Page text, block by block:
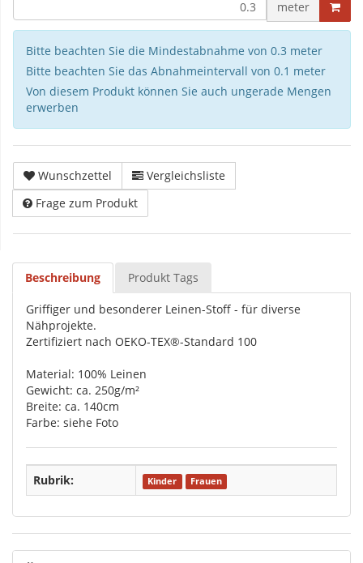
meter
Bitte beachten Sie die Mindestabnahme von 0.3 meter
Bitte beachten Sie das Abnahmeintervall von 0.1 meter
Von diesem Produkt können Sie auch ungerade Mengen
erwerben
Wunschzettel
Vergleichsliste
Frage zum Produkt
Beschreibung Produkt Tags
Griffiger und besonderer Leinen-Stoff - für diverse
Nähprojekte.
Zertifiziert nach OEKO-TEX®-Standard 100
Material: 100% Leinen
Gewicht: ca. 250g/m²
Breite: ca. 140cm
Farbe: siehe Foto
Rubrik: Kinder Frauen